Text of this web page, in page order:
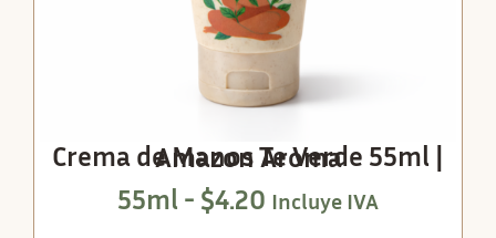
Crema de Manos Te Verde 55ml | Amazon Aroma
55ml - $4.20 Incluye IVA